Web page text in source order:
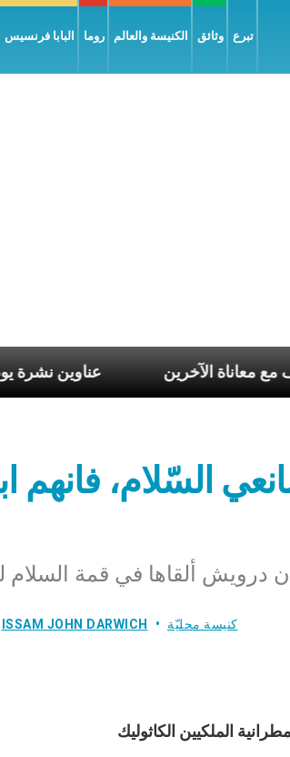
البابا فرنسيس روما الكنيسة والعالم وثائق تبرع
عناوين بالتعاطف مع معاناة الآخرين
السّلام، فانهم
درويش ألقاها في قمة السلام
ISSAM JOHN DARWICH كنيسة محليّة
مطرانية الملكيين الكاثوليك